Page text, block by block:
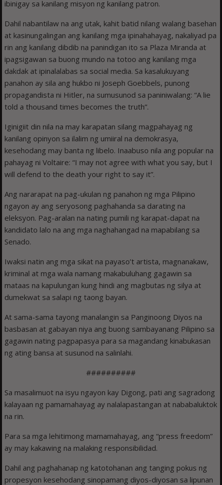
ibinigay sa kanilang misyon ng kanilang patron.
Dahil nabantilaw na ang utak, kahit batid nilang walang basehan
at kasinungalingan ang kanilang mga ipinahahayag, nakaliyad pa
rin ang kanilang dibdib na panindigan ito sa Plaza Miranda at
ipagsigawan sa buong mundo na totoo ang kanilang mga
dakdak at ipinalalabas sa social media. Sa kasalukuyang
panahon ay sila ang hukbo ni Joseph Goebbels, punong
propagandista ni Hitler, na sumusunod sa paniniwalang: “A lie
told a thousand times becomes the truth”.
Iginigiit din nila na may karapatan silang magpahayag ng
kanilang opinyon sa ilalim ng umiiral na demokrasya,
kesehodang may banta ng libelo. Inaabuso nila ang popular na
pahayag ni Voltaire: “I may not agree with what you say, but I
will defend to the death your right to say it”.
Ang nararapat na pag-ukulan ng panahon ng mga Pilipino
ngayon ay ang seryosong paghahanda sa darating na
eleksyon. Pag-aralan na nating pumili ng karapat-dapat na
kandidato lalo na ang mga naghahangad na mapabilang sa
Senado.
Iwaksi natin ang mga sikat na payaso’t artista, magnanakaw,
kriminal at mga wala namang makabuluhang gagawin sa
mataas na kapulungan kung hindi ang magbutas ng silya at
dumekwat sa salapi ng taong bayan.
At sama-sama tayong manalangin sa Panginoong Diyos na
basbasan at gabayan niya ang buong sambayanang Pilipino sa
gagawin nating pagpapasya para sa magandang kinabukasan
ng ating bansa at susunod na salinlahi.
##########
Sa masalimuot na isyu ngayon kay Digong, pati ang sagradong
kalayaan ng pamamahayag ay nalalapastangan at nababaluktok
na rin.
Para sa mga lehitimong mamamahayag, ang “press freedom”
ay may kakawing na malaking responsibilidad.
Dahil ang paghahanap ng katotohanan ang tanging pokus ng
propesyon kesehodang sinopamang diyos-diyosan sa lipunan